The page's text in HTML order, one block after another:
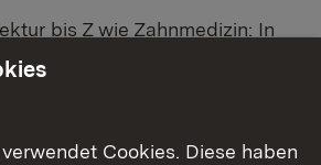
bis Z wie Zahnmedizin: In
warten unzählige
schnell den passenden
Cookies. Diese haben